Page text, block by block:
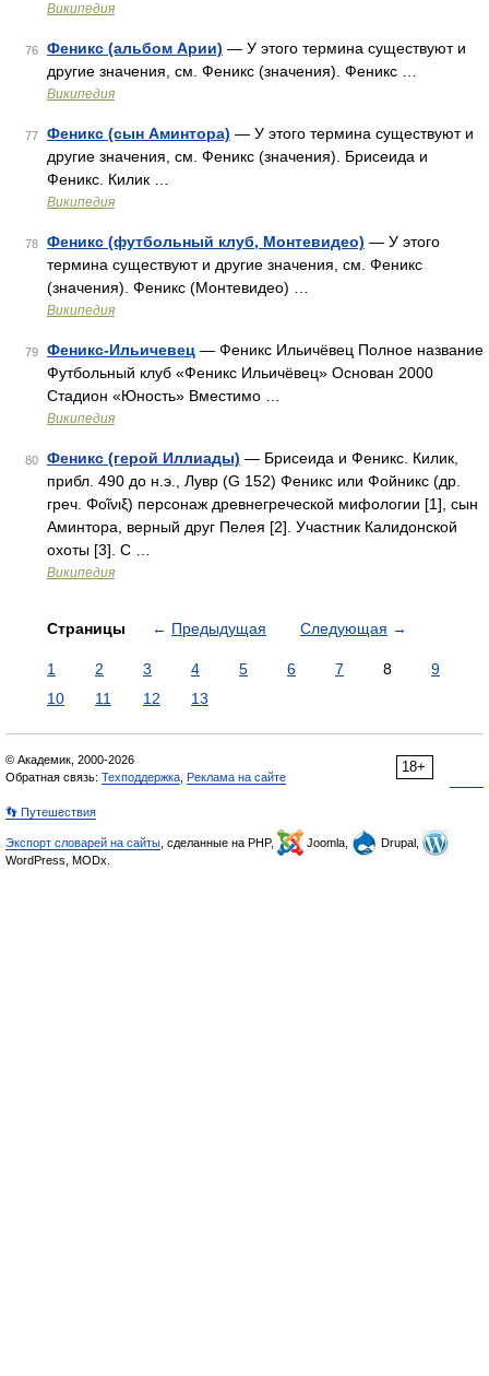
Википедия
76 Феникс (альбом Арии) — У этого термина существуют и
другие значения, см. Феникс (значения). Феникс …
Википедия
77 Феникс (сын Аминтора) — У этого термина существуют и
другие значения, см. Феникс (значения). Брисеида и
Феникс. Килик …
Википедия
78 Феникс (футбольный клуб, Монтевидео) — У этого
термина существуют и другие значения, см. Феникс
(значения). Феникс (Монтевидео) …
Википедия
79 Феникс-Ильичевец — Феникс Ильичёвец Полное название
Футбольный клуб «Феникс Ильичёвец» Основан 2000
Стадион «Юность» Вместимо …
Википедия
80 Феникс (герой Иллиады) — Брисеида и Феникс. Килик,
прибл. 490 до н.э., Лувр (G 152) Феникс или Фойникс (др.
греч. Φοῖνιξ) персонаж древнегреческой мифологии [1], сын
Аминтора, верный друг Пелея [2]. Участник Калидонской
охоты [3]. С …
Википедия
Страницы ← Предыдущая Следующая →
1 2 3 4 5 6 7 8
9
10
11 12 13
18+
© Академик, 2000-2026
Обратная связь: Техподдержка Реклама на сайте
👣 Путешествия
Экспорт словарей на сайты , сделанные на PHP, Joomla,
Drupal,
WordPress, MODx.